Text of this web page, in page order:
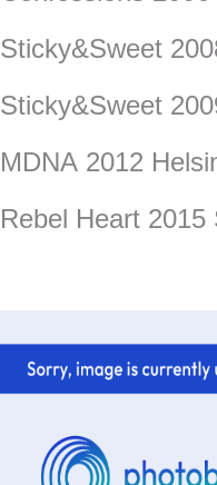
Sticky&Sweet
Sticky&Sweet
MDNA 2012
Rebel Heart 2015